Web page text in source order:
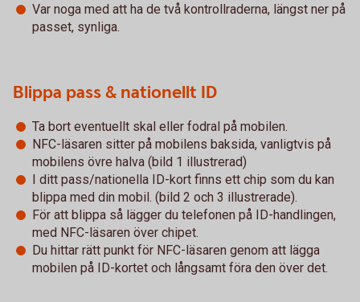
Var noga med att ha de två kontrollraderna, längst ner på
passet, synliga.
Blippa pass & nationellt ID
Ta bort eventuellt skal eller fodral på mobilen.
NFC-läsaren sitter på mobilens baksida, vanligtvis på
mobilens övre halva (bild 1 illustrerad)
I ditt pass/nationella ID-kort finns ett chip som du kan
blippa med din mobil. (bild 2 och 3 illustrerade).
För att blippa så lägger du telefonen på ID-handlingen,
med NFC-läsaren över chipet.
Du hittar rätt punkt för NFC-läsaren genom att lägga
mobilen på ID-kortet och långsamt föra den över det.